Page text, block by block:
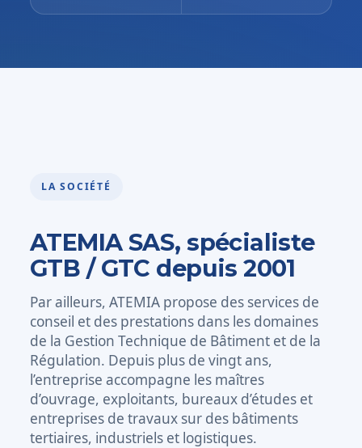
LA SOCIÉTÉ
ATEMIA SAS, spécialiste
GTB / GTC depuis 2001
Par ailleurs, ATEMIA propose des services de
conseil et des prestations dans les domaines
de la Gestion Technique de Bâtiment et de la
Régulation. Depuis plus de vingt ans,
l’entreprise accompagne les maîtres
d’ouvrage, exploitants, bureaux d’études et
entreprises de travaux sur des bâtiments
tertiaires, industriels et logistiques.